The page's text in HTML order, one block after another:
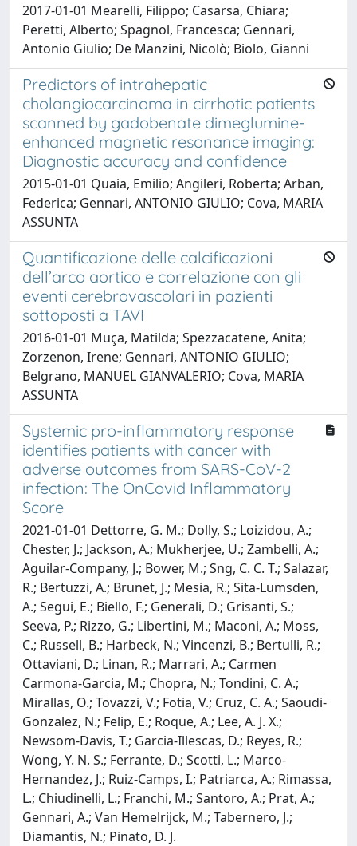
2017-01-01 Mearelli, Filippo; Casarsa, Chiara;
Peretti, Alberto; Spagnol, Francesca; Gennari,
Antonio Giulio; De Manzini, Nicolò; Biolo, Gianni
Predictors of intrahepatic
cholangiocarcinoma in cirrhotic patients
scanned by gadobenate dimeglumine-
enhanced magnetic resonance imaging:
Diagnostic accuracy and confidence
2015-01-01 Quaia, Emilio; Angileri, Roberta; Arban,
Federica; Gennari, ANTONIO GIULIO; Cova, MARIA
ASSUNTA
Quantificazione delle calcificazioni
dell’arco aortico e correlazione con gli
eventi cerebrovascolari in pazienti
sottoposti a TAVI
2016-01-01 Muça, Matilda; Spezzacatene, Anita;
Zorzenon, Irene; Gennari, ANTONIO GIULIO;
Belgrano, MANUEL GIANVALERIO; Cova, MARIA
ASSUNTA
Systemic pro-inflammatory response
identifies patients with cancer with
adverse outcomes from SARS-CoV-2
infection: The OnCovid Inflammatory
Score
2021-01-01 Dettorre, G. M.; Dolly, S.; Loizidou, A.;
Chester, J.; Jackson, A.; Mukherjee, U.; Zambelli, A.;
Aguilar-Company, J.; Bower, M.; Sng, C. C. T.; Salazar,
R.; Bertuzzi, A.; Brunet, J.; Mesia, R.; Sita-Lumsden,
A.; Segui, E.; Biello, F.; Generali, D.; Grisanti, S.;
Seeva, P.; Rizzo, G.; Libertini, M.; Maconi, A.; Moss,
C.; Russell, B.; Harbeck, N.; Vincenzi, B.; Bertulli, R.;
Ottaviani, D.; Linan, R.; Marrari, A.; Carmen
Carmona-Garcia, M.; Chopra, N.; Tondini, C. A.;
Mirallas, O.; Tovazzi, V.; Fotia, V.; Cruz, C. A.; Saoudi-
Gonzalez, N.; Felip, E.; Roque, A.; Lee, A. J. X.;
Newsom-Davis, T.; Garcia-Illescas, D.; Reyes, R.;
Wong, Y. N. S.; Ferrante, D.; Scotti, L.; Marco-
Hernandez, J.; Ruiz-Camps, I.; Patriarca, A.; Rimassa,
L.; Chiudinelli, L.; Franchi, M.; Santoro, A.; Prat, A.;
Gennari, A.; Van Hemelrijck, M.; Tabernero, J.;
Diamantis, N.; Pinato, D. J.